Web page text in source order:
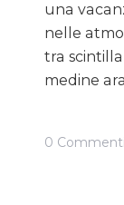
una
nelle
tra
medine
0 Commenti